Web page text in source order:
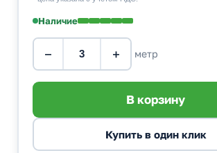
Наличие
− + метр